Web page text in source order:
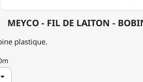
MEYCO - FIL DE LAITON -
plastique.